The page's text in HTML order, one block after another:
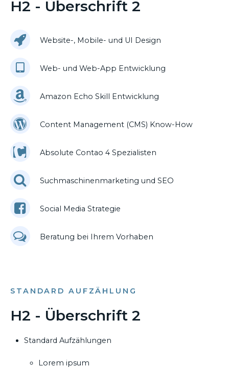
H2 - Überschrift 2
Website-, Mobile- und UI Design
Web- und Web-App Entwicklung
Amazon Echo Skill Entwicklung
Content Management (CMS) Know-How
Absolute Contao 4 Spezialisten
Suchmaschinenmarketing und SEO
Social Media Strategie
Beratung bei Ihrem Vorhaben
STANDARD AUFZÄHLUNG
H2 - Überschrift 2
Standard Aufzählungen
Lorem ipsum